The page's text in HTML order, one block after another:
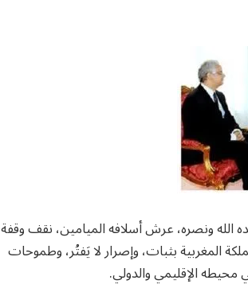
الله ونصره، عرش أسلافه الميامين، نقف وقفة
المغربية بثبات، وإصرار لا يَفتُر، وطموحات
الإقليمي والدولي.